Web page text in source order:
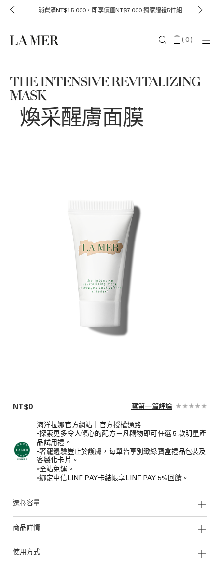
消費滿NT$15,000，即享價值NT$7,000 獨家贈禮5件組
(0)
THE INTENSIVE REVITALIZING
MASK
煥采醒膚面膜
NT$0
寫第一篇評論
海洋拉娜官方網站｜官方授權通路
•探索更多令人傾心的配方－凡購物即可任選 5 款明星產
品試用禮。
•奢寵體驗豈止於護膚，每單皆享別緻綠寶盒禮品包裝及
客製化卡片。
•全站免運。
•綁定中信LINE PAY卡結帳享LINE PAY 5%回饋。
選擇容量:
商品詳情
使用方式